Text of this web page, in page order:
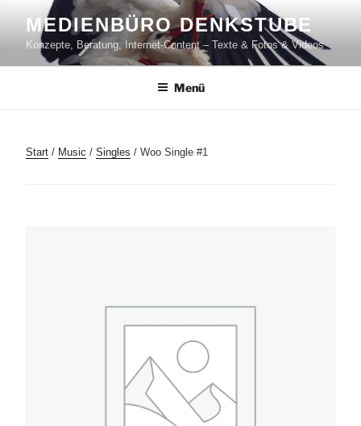
Inhalt
springen
MEDIENBÜRO DENKSTUBE
Konzepte, Beratung, Internet-Content – Texte & Fotos & Videos
Menü
Start / Music / Singles / Woo Single #1